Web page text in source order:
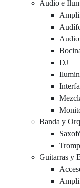
Audio e
DJ
Banda y
Guitarras y